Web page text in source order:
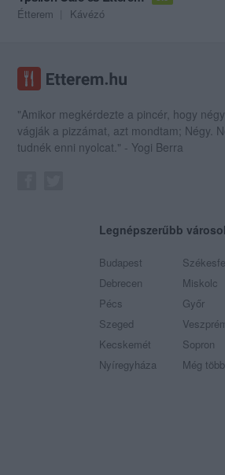
Étterem Kávézó
"Amikor megkérdezte a pincér, hogy
vágják a pizzámat, azt mondtam; Négy.
tudnék enni nyolcat." - Yogi Berra
Legnépszerűbb
Budapest
Debrecen
Pécs
Szeged
Kecskemét
Nyíregyháza
Miskolc
Győr
Sopron
Még